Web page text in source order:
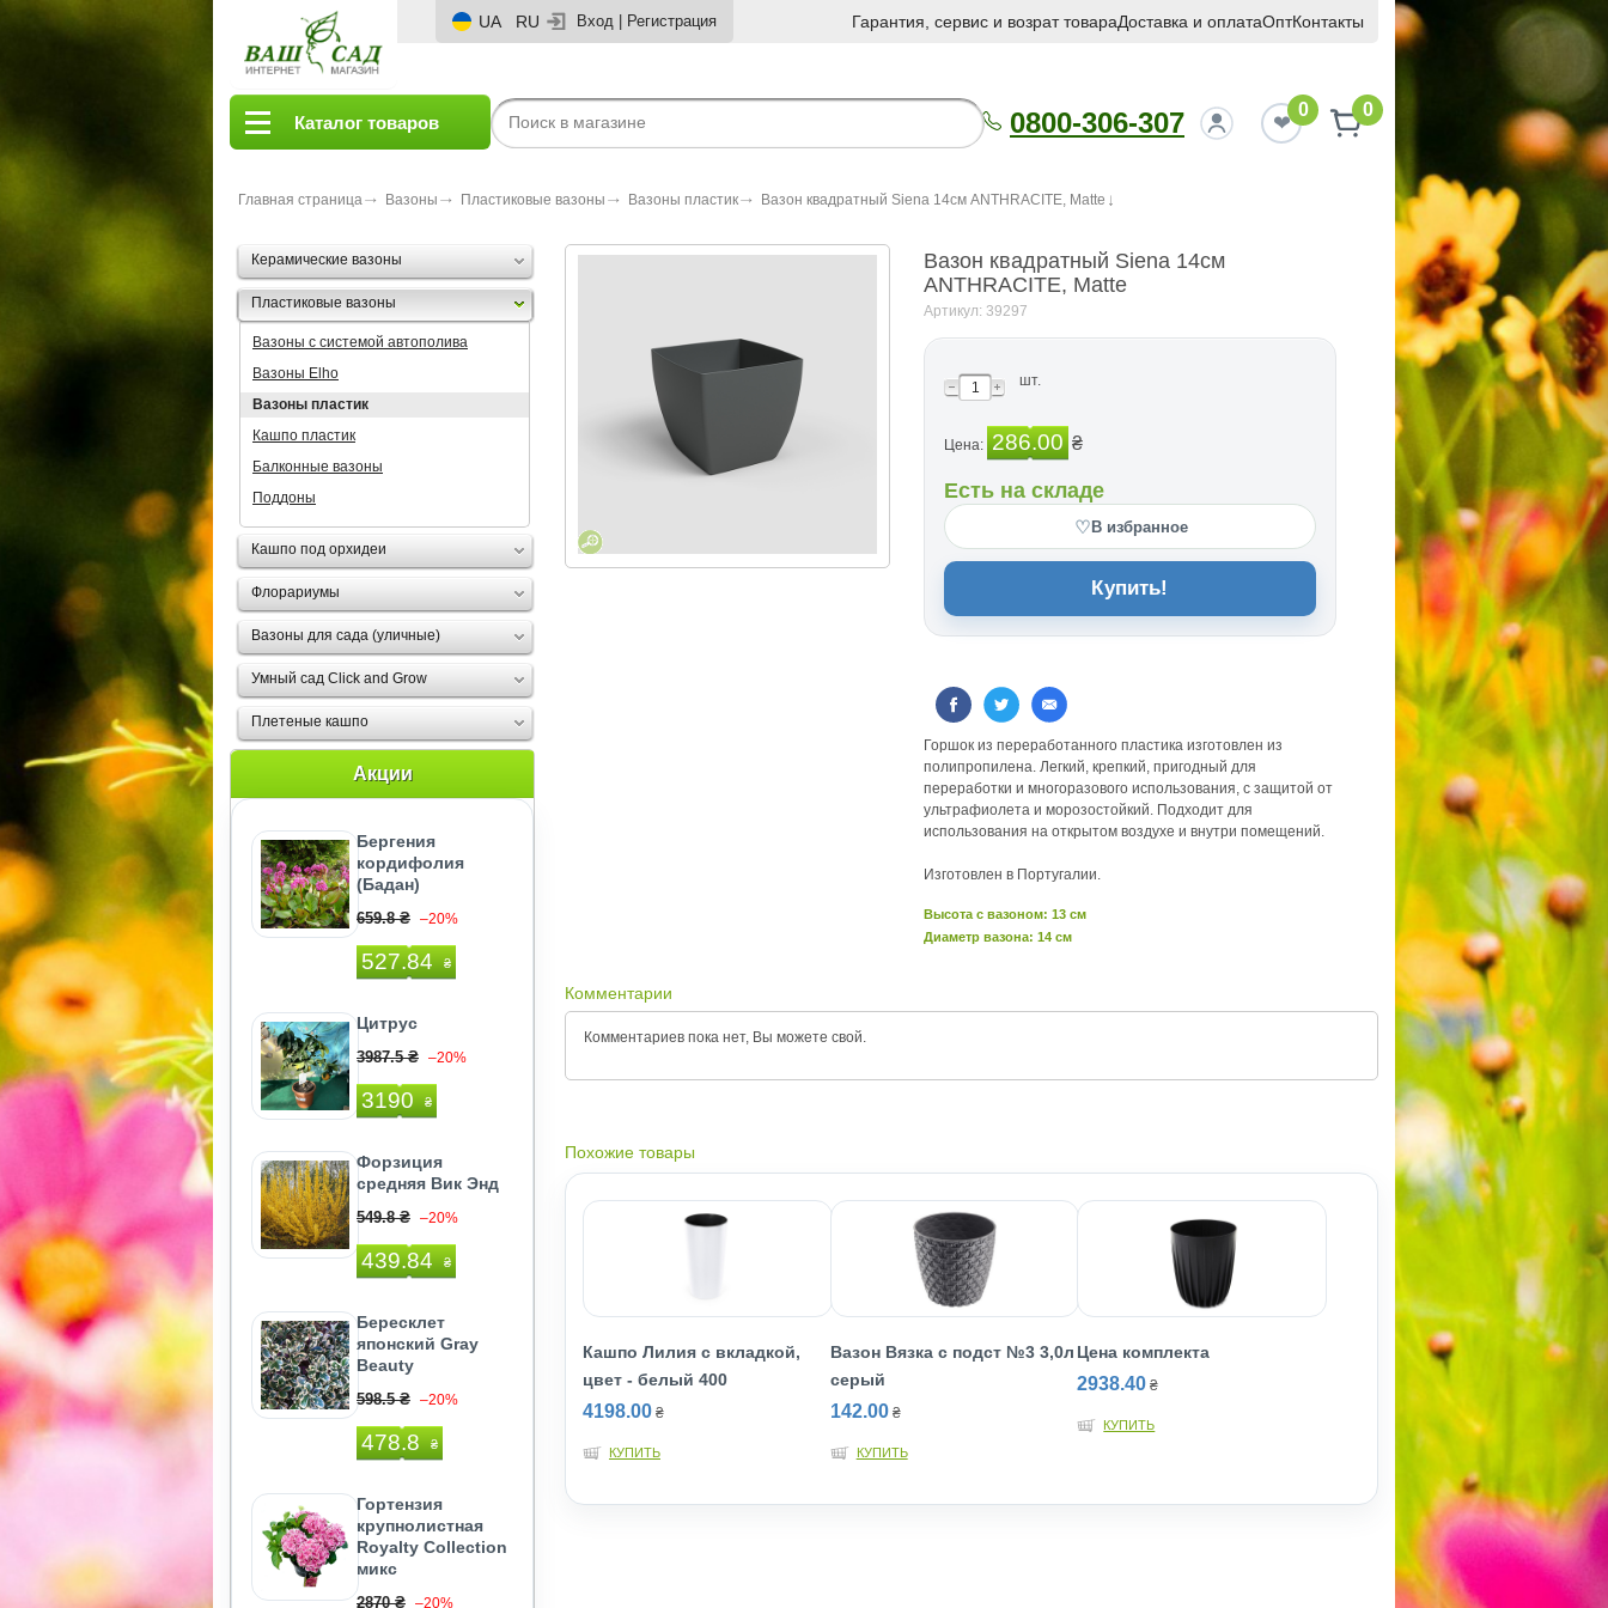
UA RU Вход Регистрация Гарантия, сервис и возрат товараДоставка и оплатаОптКонтакты
Каталог товаров 0800-306-307 0 0
Главная страница Вазоны Пластиковые вазоны Вазоны пластик Вазон квадратный Siena 14см ANTHRACITE, Matte
Керамические вазоны
Пластиковые вазоны
Вазоны с системой автополива
Вазоны Elho
Вазоны пластик
Кашпо пластик
Балконные вазоны
Поддоны
Кашпо под орхидеи
Флорариумы
Вазоны для сада (уличные)
Умный сад Click and Grow
Плетеные кашпо
Акции
Бергения
кордифолия
(Бадан)
659.8 ₴ –20%
527.84 ₴
Цитрус
3987.5 ₴ –20%
3190 ₴
Форзиция
средняя Вик Энд
549.8 ₴ –20%
439.84 ₴
Бересклет
японский Gray
Beauty
598.5 ₴ –20%
478.8 ₴
Гортензия
крупнолистная
Royalty Collection
микс
2870 ₴ –20%
Вазон квадратный Siena 14см
ANTHRACITE, Matte
Артикул: 39297
шт.
Цена: 286.00 ₴
Есть на складе
♡В избранное
Купить!
Горшок из переработанного пластика изготовлен из
полипропилена. Легкий, крепкий, пригодный для
переработки и многоразового использования, с защитой от
ультрафиолета и морозостойкий. Подходит для
использования на открытом воздухе и внутри помещений.
Изготовлен в Португалии.
Высота c вазоном: 13 см
Диаметр вазона: 14 см
Комментарии
Комментариев пока нет, Вы можете свой.
Похожие товары
Кашпо Лилия с вкладкой,
цвет - белый 400
4198.00 ₴
КУПИТЬ
Вазон Вязка с подст №3 3,0л
серый
142.00 ₴
КУПИТЬ
Цена комплекта
2938.40 ₴
КУПИТЬ